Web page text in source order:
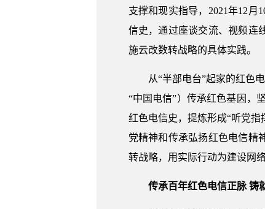
支撑和现实指导，2021年12
信史，通过座谈交流、视频连
施云改数转战略的具体实践。
从“半部电台”起家的红色
“中国电信”）传承红色基因，
红色电信史，提炼形成“听党
党精神和传承弘扬红色电信精
转战略，用实际行动为建设网
传承百年红色电信正脉 铸